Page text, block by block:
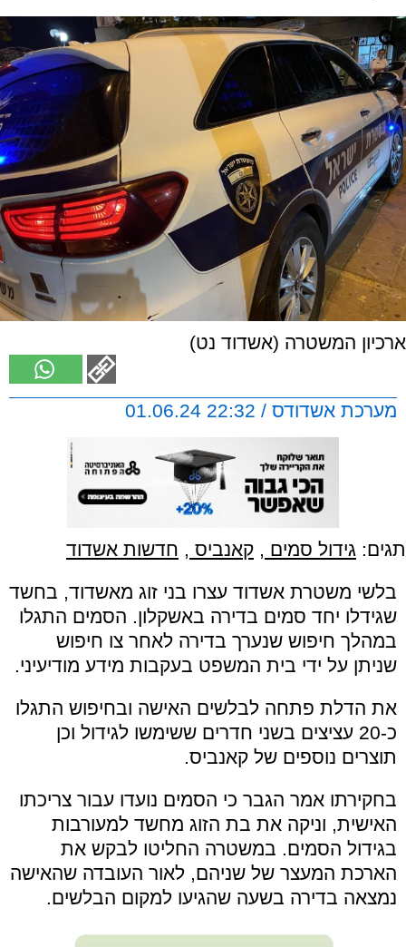
ארכיון המשטרה (אשדוד נט)
מערכת אשדודס / 22:32 01.06.24
תגים: גידול סמים , קאנביס , חדשות אשדוד
בלשי משטרת אשדוד עצרו בני זוג מאשדוד, בחשד
שגידלו יחד סמים בדירה באשקלון. הסמים התגלו
במהלך חיפוש שנערך בדירה לאחר צו חיפוש
שניתן על ידי בית המשפט בעקבות מידע מודיעיני.
את הדלת פתחה לבלשים האישה ובחיפוש התגלו
כ-20 עציצים בשני חדרים ששימשו לגידול וכן
תוצרים נוספים של קאנביס.
בחקירתו אמר הגבר כי הסמים נועדו עבור צריכתו
האישית, וניקה את בת הזוג מחשד למעורבות
בגידול הסמים. במשטרה החליטו לבקש את
הארכת המעצר של שניהם, לאור העובדה שהאישה
נמצאה בדירה בשעה שהגיעו למקום הבלשים.